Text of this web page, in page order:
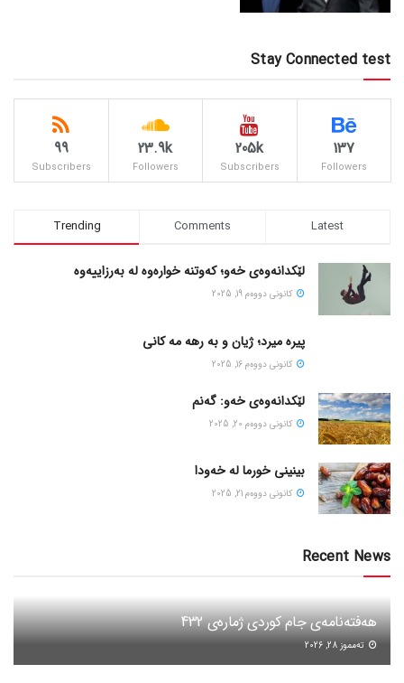
Stay Connected test
137
Followers
205k
Subscribers
23.9k
Followers
99
Subscribers
Trending Comments Latest
لێکدانەوەی خەو؛ کەوتنە خوارەوە لە بەرزاییەوە
كانونی دووه‌م 19, 2025
پیره میرد؛ ژیان و به رهه مه کانی
كانونی دووه‌م 16, 2025
لێکدانەوەی خەو: گەنم
كانونی دووه‌م 20, 2025
بینینی خورما لە خەودا
كانونی دووه‌م 21, 2025
Recent News
هەفتەنامەی جام کوردی ژمارەی 432
ته‌مموز 28, 2026